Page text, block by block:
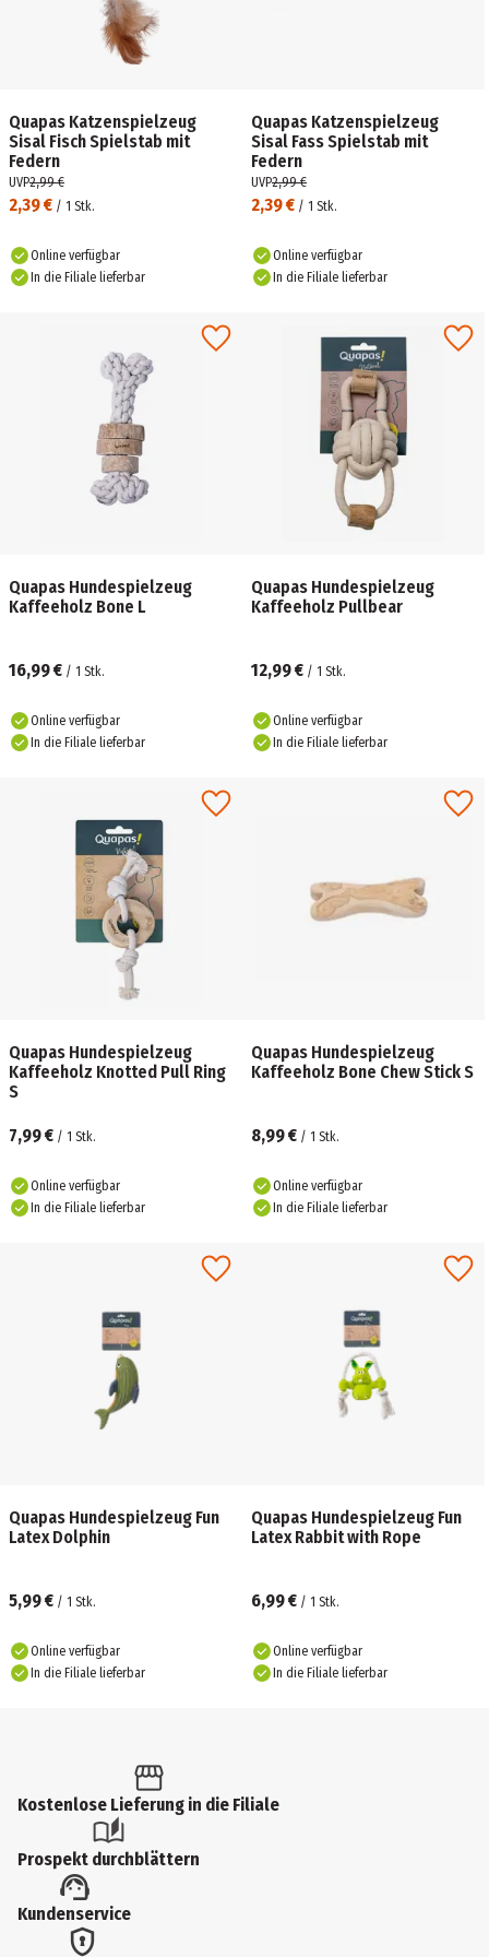
Quapas Katzenspielzeug
Sisal Fisch Spielstab mit
Federn
2,39 € / 1 Stk.
UVP2,99 €
Online verfügbar
In die Filiale lieferbar
Quapas Katzenspielzeug
Sisal Fass Spielstab mit
Federn
2,39 € / 1 Stk.
UVP2,99 €
Online verfügbar
In die Filiale lieferbar
Quapas Hundespielzeug
Kaffeeholz Bone L
16,99 € / 1 Stk.
Online verfügbar
In die Filiale lieferbar
Quapas Hundespielzeug
Kaffeeholz Pullbear
12,99 € / 1 Stk.
Online verfügbar
In die Filiale lieferbar
Quapas Hundespielzeug
Kaffeeholz Knotted Pull Ring
S
7,99 € / 1 Stk.
Online verfügbar
In die Filiale lieferbar
Quapas Hundespielzeug
Kaffeeholz Bone Chew Stick S
8,99 € / 1 Stk.
Online verfügbar
In die Filiale lieferbar
Quapas Hundespielzeug Fun
Latex Dolphin
5,99 € / 1 Stk.
Online verfügbar
In die Filiale lieferbar
Quapas Hundespielzeug Fun
Latex Rabbit with Rope
6,99 € / 1 Stk.
Online verfügbar
In die Filiale lieferbar
Kostenlose Lieferung in die Filiale
Prospekt durchblättern
Kundenservice